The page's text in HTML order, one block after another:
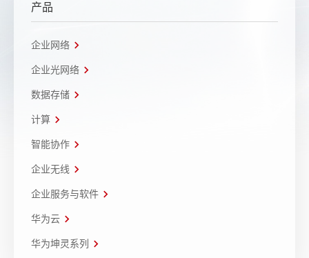
产品
企业网络
企业光网络
数据存储
计算
智能协作
企业无线
企业服务与软件
华为云
华为坤灵系列